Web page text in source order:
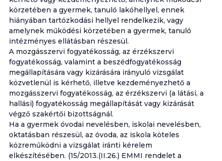
körzetében a gyermek, tanuló lakóhellyel, ennek
hiányában tartózkodási hellyel rendelkezik, vagy
amelynek működési körzetében a gyermek, tanuló
intézményes ellátásban részesül.
A mozgásszervi fogyatékosság, az érzékszervi
fogyatékosság, valamint a beszédfogyatékosság
megállapítására vagy kizárására irányuló vizsgálat
közvetlenül is kérhető, illetve kezdeményezhető a
mozgásszervi fogyatékosság, az érzékszervi (a látási, a
hallási) fogyatékosság megállapítását vagy kizárását
végző szakértői bizottságnál.
Ha a gyermek óvodai nevelésben, iskolai nevelésben,
oktatásban részesül, az óvoda, az iskola köteles
közreműködni a vizsgálat iránti kérelem
elkészítésében. (15/2013.(II.26.) EMMI rendelet a